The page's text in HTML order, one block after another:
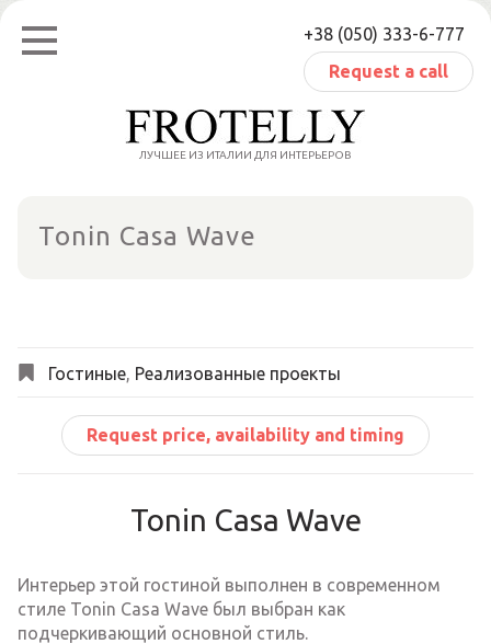
Skip
content
+38 (050) 333-6-777
Request a call
ЛУЧШЕЕ ИЗ ИТАЛИИ ДЛЯ ИНТЕРЬЕРОВ
Tonin Casa Wave
Гостиные, Реализованные проекты
Request price, availability and timing
Tonin Casa Wave
Интерьер этой гостиной выполнен в современном
стиле Tonin Casa Wave был выбран как
подчеркивающий основной стиль.